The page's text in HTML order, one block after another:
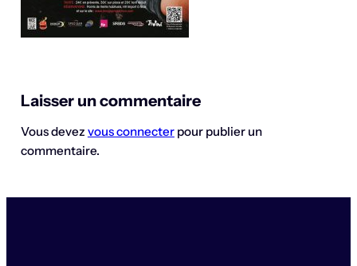
Laisser un commentaire
Vous devez vous connecterpour publier un
commentaire.